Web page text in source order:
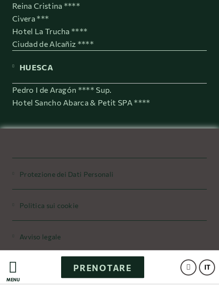
MENÙ
IT
PRENOTARE
Reina Cristina ****
Civera ***
Hotel La Trucha ****
Ciudad de Alcañiz ****
HUESCA
Pedro I de Aragón **** Sup.
Hotel Sancho Abarca & Petit SPA ****
Protezione dei Dati Personali
Politica sui cookie
Avviso legale